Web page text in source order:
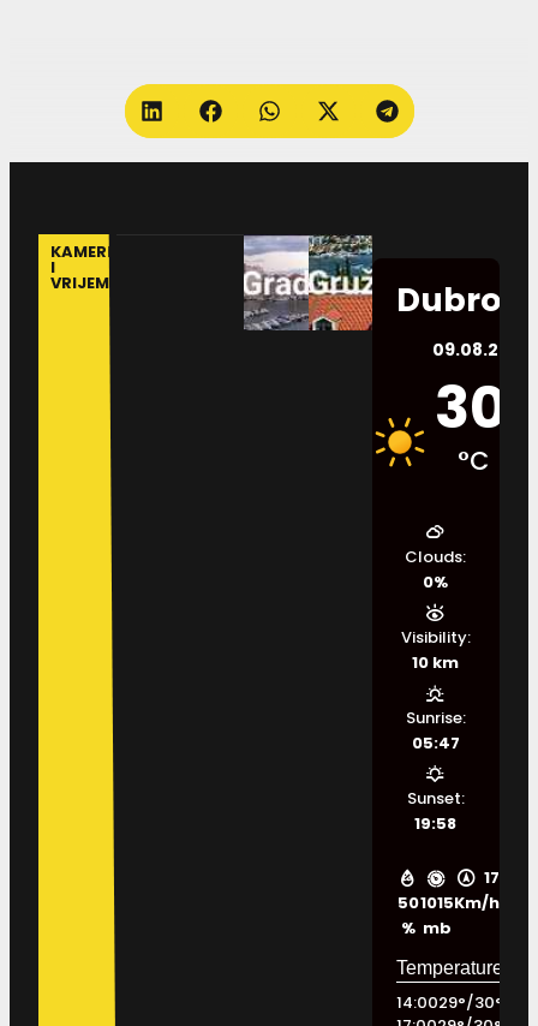
KAMERE
I
VRIJEME
09.08.2026.
30
°C
50
%
1015
mb
17
Km/h
Clouds:
0%
Visibility:
10 km
Sunrise:
05:47
Sunset:
19:58
14:0029°/30°